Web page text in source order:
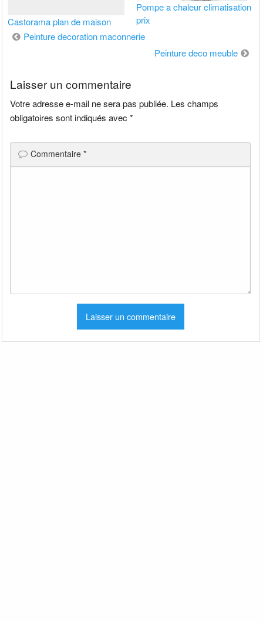
Castorama plan de maison
Pompe a chaleur climatisation
prix
Navigation
Peinture decoration maconnerie
Peinture deco meuble
Laisser un commentaire
Votre adresse e-mail ne sera pas publiée. Les champs
obligatoires sont indiqués avec*
Commentaire*